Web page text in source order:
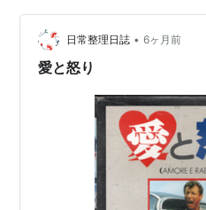
夜よ、
出版社/メ
この商品
China
日常整理日誌 • 6ヶ月前
愛と怒り